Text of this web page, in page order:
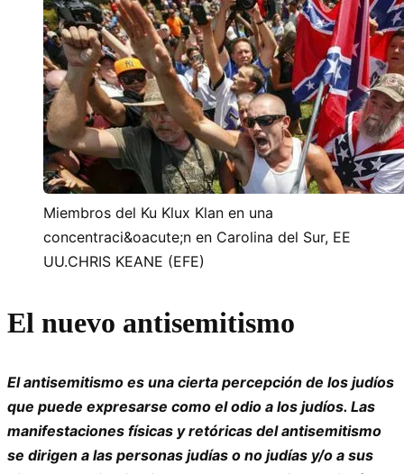
Miembros del Ku Klux Klan en una
concentraci&oacute;n en Carolina del Sur, EE
UU.CHRIS KEANE (EFE)
El nuevo antisemitismo
El antisemitismo es una cierta percepción de los judíos
que puede expresarse como el odio a los judíos. Las
manifestaciones físicas y retóricas del antisemitismo
se dirigen a las personas judías o no judías y/o a sus